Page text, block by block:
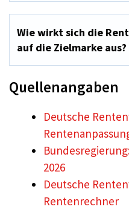
Wie wirkt sich die
auf die Zielmarke aus?
Quellenangaben
Deutsche
2026
Deutsche
Rentenrechner